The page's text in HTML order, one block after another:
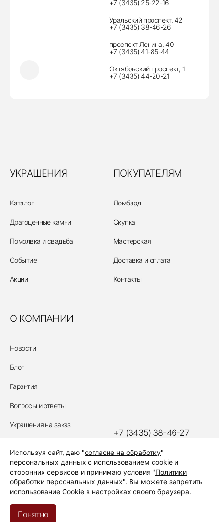
+7 (3435) 25-22-16
Уральский проспект, 42
+7 (3435) 38-46-26
проспект Ленина, 40
+7 (3435) 41-85-44
Октябрьский проспект, 1
+7 (3435) 44-20-21
УКРАШЕНИЯ
Каталог
Драгоценные камни
Помолвка и свадьба
Событие
Акции
ПОКУПАТЕЛЯМ
Ломбард
Скупка
Мастерская
Доставка и оплата
Контакты
О КОМПАНИИ
Новости
Блог
Гарантия
Вопросы и ответы
Украшения на заказ
персональных данных
+7 (3435) 38-46-27
ЗАКАЗАТЬ ЗВОНОК
Используя сайт, даю "согласие на обработку"
персональных данных с использованием cookie и
сторонних сервисов и принимаю условия "Политики
обработки персональных данных". Вы можете запретить
использование Cookie в настройках своего браузера.
Понятно